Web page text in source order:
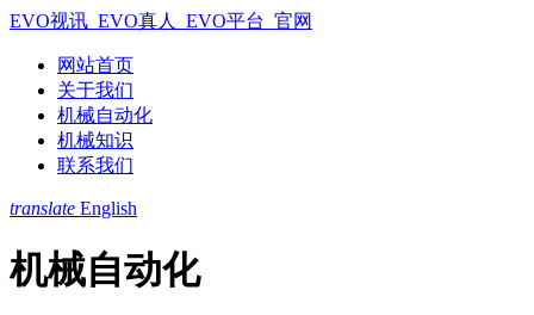
EVO视讯_EVO真人_EVO平台_官网
网站首页
关于我们
机械自动化
机械知识
联系我们
translate English
机械自动化